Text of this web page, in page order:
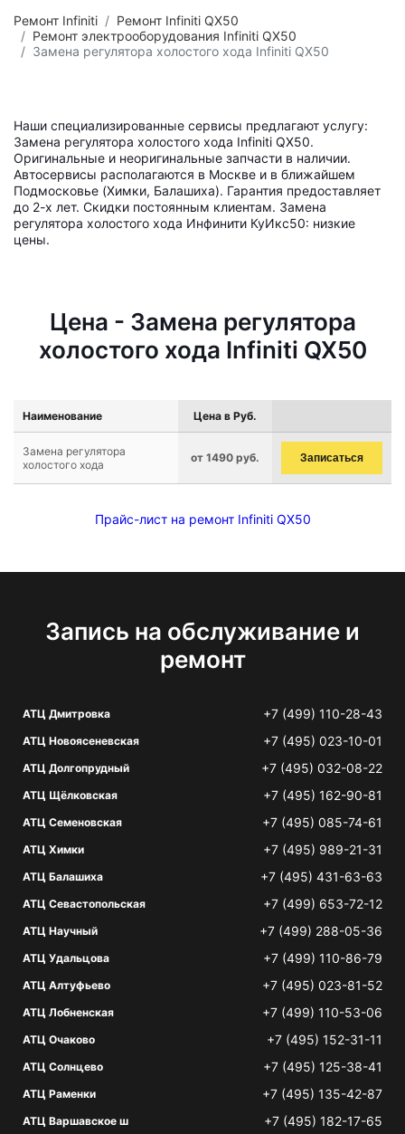
Ремонт Infiniti
Ремонт Infiniti QX50
Ремонт электрооборудования Infiniti QX50
Замена регулятора холостого хода Infiniti QX50
Наши специализированные сервисы предлагают услугу:
Замена регулятора холостого хода Infiniti QX50.
Оригинальные и неоригинальные запчасти в наличии.
Автосервисы располагаются в Москве и в ближайшем
Подмосковье (Химки, Балашиха). Гарантия предоставляет
до 2-х лет. Скидки постоянным клиентам. Замена
регулятора холостого хода Инфинити КуИкс50: низкие
цены.
Цена - Замена регулятора
холостого хода Infiniti QX50
Наименование Цена в Руб.
Замена регулятора
холостого хода
от 1490 руб. Записаться
Прайс-лист на ремонт Infiniti QX50
Запись на обслуживание и
ремонт
АТЦ Дмитровка +7 (499) 110-28-43
АТЦ Новоясеневская +7 (495) 023-10-01
АТЦ Долгопрудный +7 (495) 032-08-22
АТЦ Щёлковская +7 (495) 162-90-81
АТЦ Семеновская +7 (495) 085-74-61
АТЦ Химки +7 (495) 989-21-31
АТЦ Балашиха +7 (495) 431-63-63
АТЦ Севастопольская +7 (499) 653-72-12
АТЦ Научный +7 (499) 288-05-36
АТЦ Удальцова +7 (499) 110-86-79
АТЦ Алтуфьево +7 (495) 023-81-52
АТЦ Лобненская +7 (499) 110-53-06
АТЦ Очаково +7 (495) 152-31-11
АТЦ Солнцево +7 (495) 125-38-41
АТЦ Раменки +7 (495) 135-42-87
АТЦ Варшавское ш +7 (495) 182-17-65